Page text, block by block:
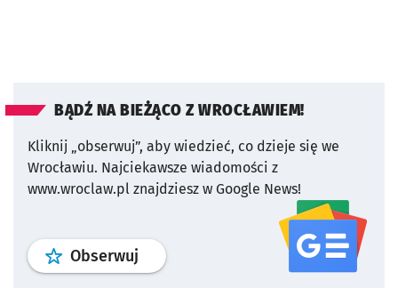
BĄDŹ NA BIEŻĄCO Z WROCŁAWIEM!
Kliknij „obserwuj”, aby wiedzieć, co dzieje się we
Wrocławiu. Najciekawsze wiadomości z
www.wroclaw.pl znajdziesz w Google News!
Obserwuj profil serwisu